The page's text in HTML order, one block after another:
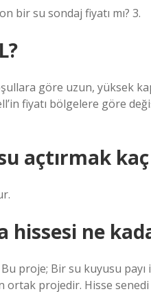
bir su sondaj fiyatı mı? 3.
göre uzun, yüksek
fiyatı bölgelere göre
açtırmak kaç
hissesi ne
proje; Bir su kuyusu
ortak projedir. Hisse